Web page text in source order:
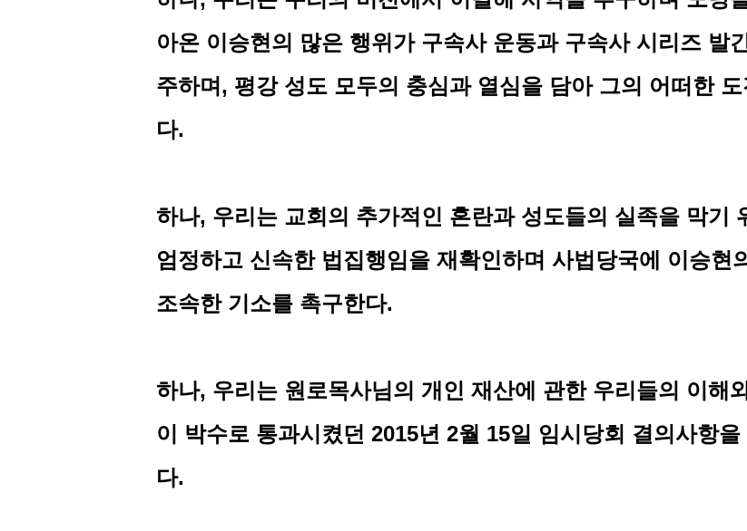
아온 이승현의 많은 행위가 구속사 운동과 구속사 시리즈 발
주하며 , 평강 성도 모두의 충심과 열심을 담아 그의 어떠한
다.
하나, 우리는 교회의 추가적인 혼란과 성도들의 실족을 막기
엄정하고 신속한 법집행임을 재확인하며 사법당국에 이승현
조속한 기소를 촉구한다.
하나, 우리는 원로목사님의 개인 재산에 관한 우리들의 이해
이 박수로 통과시켰던 2015년 2월 15일 임시당회 결의사항
다.